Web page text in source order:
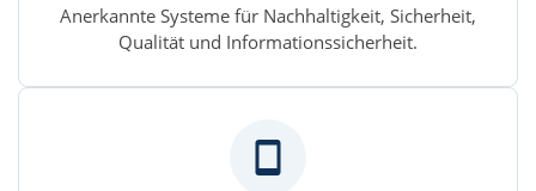
Anerkannte Systeme für Nachhaltigkeit, Sicherheit,
Qualität und Informationssicherheit.